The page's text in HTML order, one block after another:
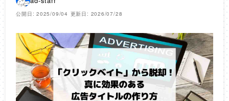
公開日: 2025/09/04 更新日: 2026/07/28